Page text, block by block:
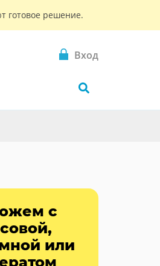
готовое решение.
Вход
с
или